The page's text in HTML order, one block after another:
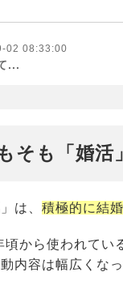
02 08:33:00
...
そも「婚活
は、 積極的に結
頃から使われてい
内容は幅広くなっ